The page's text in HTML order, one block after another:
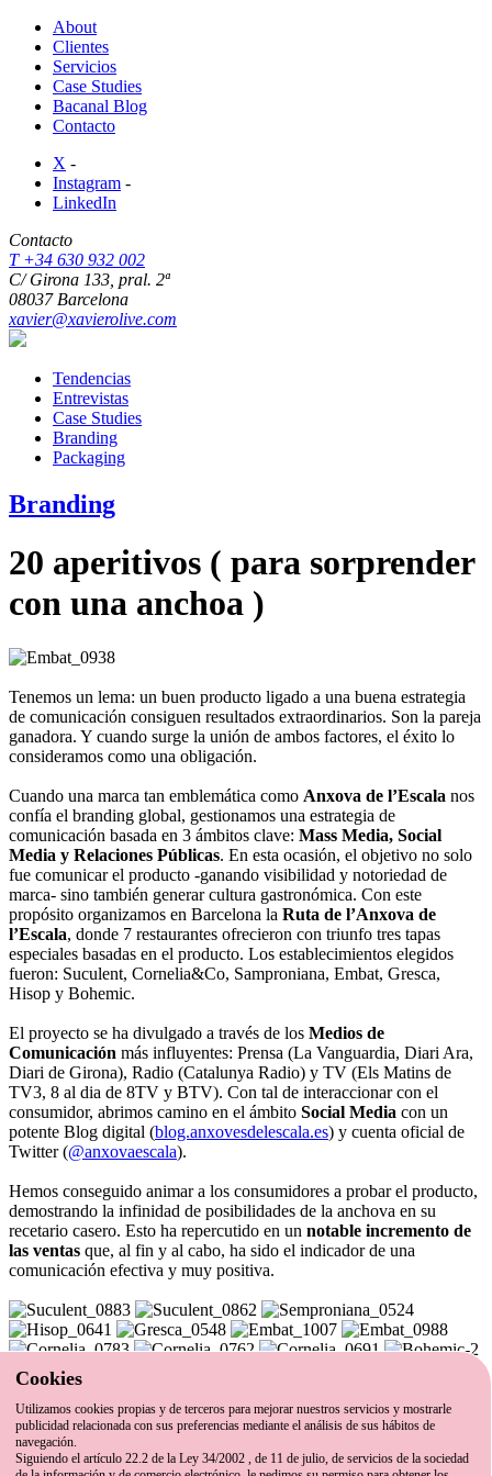
About
Clientes
Servicios
Case Studies
Bacanal Blog
Contacto
X -
Instagram -
LinkedIn
Contacto
T +34 630 932 002
C/ Girona 133, pral. 2ª
08037 Barcelona
xavier@xavierolive.com
Tendencias
Entrevistas
Case Studies
Branding
Packaging
Branding
20 aperitivos ( para sorprender
con una anchoa )
Tenemos un lema: un buen producto ligado a una buena estrategia
de comunicación consiguen resultados extraordinarios. Son la pareja
ganadora. Y cuando surge la unión de ambos factores, el éxito lo
consideramos como una obligación.
Cuando una marca tan emblemática como Anxova de l’Escala nos
confía el branding global, gestionamos una estrategia de
comunicación basada en 3 ámbitos clave: Mass Media, Social
Media y Relaciones Públicas. En esta ocasión, el objetivo no solo
fue comunicar el producto -ganando visibilidad y notoriedad de
marca- sino también generar cultura gastronómica. Con este
propósito organizamos en Barcelona la Ruta de l’Anxova de
l’Escala, donde 7 restaurantes ofrecieron con triunfo tres tapas
especiales basadas en el producto. Los establecimientos elegidos
fueron: Suculent, Cornelia&Co, Samproniana, Embat, Gresca,
Hisop y Bohemic.
El proyecto se ha divulgado a través de los Medios de
Comunicación más influyentes: Prensa (La Vanguardia, Diari Ara,
Diari de Girona), Radio (Catalunya Radio) y TV (Els Matins de
TV3, 8 al dia de 8TV y BTV). Con tal de interaccionar con el
consumidor, abrimos camino en el ámbito Social Media con un
potente Blog digital (blog.anxovesdelescala.es) y cuenta oficial de
Twitter (@anxovaescala).
Hemos conseguido animar a los consumidores a probar el producto,
demostrando la infinidad de posibilidades de la anchova en su
recetario casero. Esto ha repercutido en un notable incremento de
las ventas que, al fin y al cabo, ha sido el indicador de una
comunicación efectiva y muy positiva.
Compartir
xavier@xavierolive.com–T +34 630 932 002–C/ Girona 133,
pral. 2ª –
Cookies
Utilizamos cookies propias y de terceros para mejorar nuestros servicios y mostrarle
publicidad relacionada con sus preferencias mediante el análisis de sus hábitos de
navegación.
Siguiendo el artículo 22.2 de la Ley 34/2002 , de 11 de julio, de servicios de la sociedad